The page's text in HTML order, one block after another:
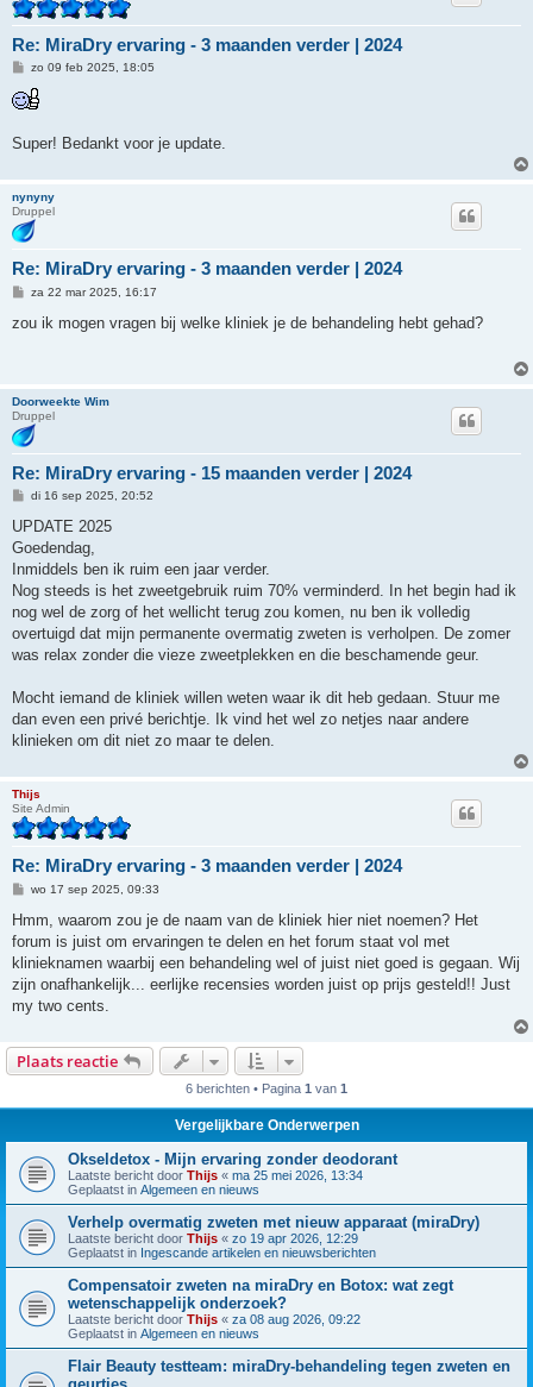
Re: MiraDry ervaring - 3 maanden verder | 2024
B
r
i
t
zo 09 feb 2025, 18:05
Super! Bedankt voor je update.
nynyny
Druppel
Re: MiraDry ervaring - 3 maanden verder | 2024
B
r
za 22 mar 2025, 16:17
zou ik mogen vragen bij welke kliniek je de behandeling hebt gehad?
Doorweekte Wim
Druppel
Re: MiraDry ervaring - 15 maanden verder | 2024
B
r
c
h
di 16 sep 2025, 20:52
UPDATE 2025
Goedendag,
Inmiddels ben ik ruim een jaar verder.
Nog steeds is het zweetgebruik ruim 70% verminderd. In het begin had ik
nog wel de zorg of het wellicht terug zou komen, nu ben ik volledig
overtuigd dat mijn permanente overmatig zweten is verholpen. De zomer
was relax zonder die vieze zweetplekken en die beschamende geur.
Mocht iemand de kliniek willen weten waar ik dit heb gedaan. Stuur me
dan even een privé berichtje. Ik vind het wel zo netjes naar andere
klinieken om dit niet zo maar te delen.
Thijs
Site Admin
Re: MiraDry ervaring - 3 maanden verder | 2024
B
r
c
h
wo 17 sep 2025, 09:33
Hmm, waarom zou je de naam van de kliniek hier niet noemen? Het
forum is juist om ervaringen te delen en het forum staat vol met
klinieknamen waarbij een behandeling wel of juist niet goed is gegaan. Wij
zijn onafhankelijk... eerlijke recensies worden juist op prijs gesteld!! Just
my two cents.
Plaats reactie
6 berichten • Pagina 1 van 1
Vergelijkbare Onderwerpen
Okseldetox - Mijn ervaring zonder deodorant
Laatste bericht door Thijs « ma 25 mei 2026, 13:34
Geplaatst in Algemeen en nieuws
Verhelp overmatig zweten met nieuw apparaat (miraDry)
Laatste bericht door Thijs « zo 19 apr 2026, 12:29
Geplaatst in Ingescande artikelen en nieuwsberichten
Compensatoir zweten na miraDry en Botox: wat zegt
wetenschappelijk onderzoek?
Laatste bericht door Thijs « za 08 aug 2026, 09:22
Geplaatst in Algemeen en nieuws
Flair Beauty testteam: miraDry-behandeling tegen zweten en